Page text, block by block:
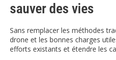
sauver des vies
Sans remplacer les méthodes
drone et les bonnes charges
efforts existants et étendre les